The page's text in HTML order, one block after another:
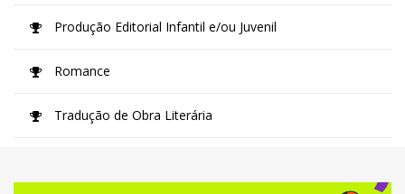
Produção Editorial Infantil e/ou Juvenil
Romance
Tradução de Obra Literária